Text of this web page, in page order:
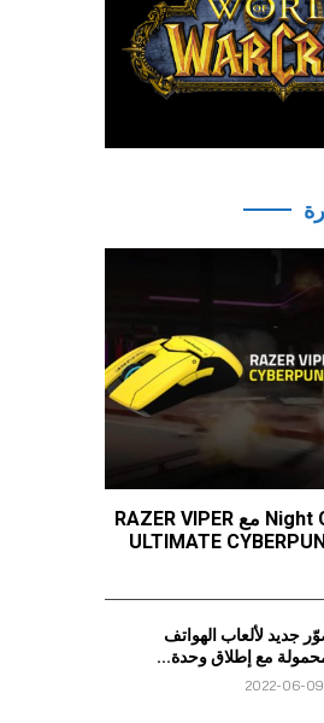
انتهز اليوم في Night City مع RAZER VIPER
ULTIMATE
جديد لألعاب الهواتف
مع إطلاق وحدة...
2022-06-09